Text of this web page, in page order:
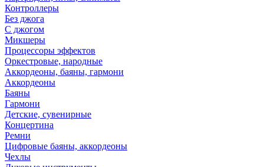
Контроллеры
Без джога
С джогом
Микшеры
Процессоры эффектов
Оркестровые, народные
Аккордеоны, баяны, гармони
Аккордеоны
Баяны
Гармони
Детские, сувенирные
Концертина
Ремни
Цифровые баяны, аккордеоны
Чехлы